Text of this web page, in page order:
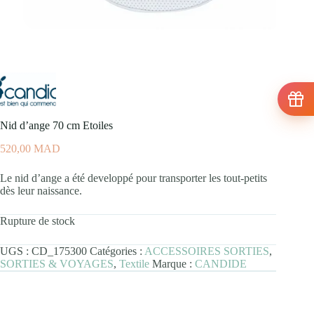
Nid d’ange 70 cm Etoiles
520,00 MAD
Le nid d’ange a été developpé pour transporter les tout-petits
dès leur naissance.
Rupture de stock
UGS : CD_175300 Catégories : ACCESSOIRES SORTIES,
SORTIES & VOYAGES, Textile Marque : CANDIDE